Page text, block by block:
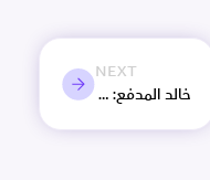
NEXT
خالد المدفع: 13 ألف شركة مسجلة في مدينة الشارقة للإعلام “شمس”.